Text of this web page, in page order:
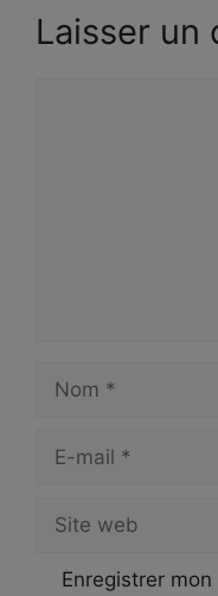
Laisser un
Nom
Site
Enregistrer